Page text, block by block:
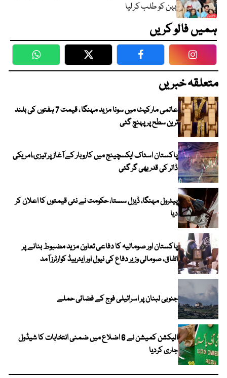
بہن کو طلب کر لیا
ہمیں فالو کریں
WhatsApp Twitter Facebook
متعلقہ خبریں
عالمی مارکیٹ میں سونا مزید مہنگا ، قیمت 7 ہفتوں کی بلند
ترین سطح پر پہنچ گئی
پاکستان اسٹاک ایکسچینج میں کاروبار کے آغاز پر تیزی،امریکی
ڈالر کی قدر بھی گر گئی
پیٹرول مہنگا، ڈیزل سستا، حکومت نے نئی قیمتوں کا اعلان کر
دیا
پاکستان اور صومالیہ کا دفاعی تعاون مزید مضبوط بنانے پر
اتفاق، صومالی وزیر دفاع کی نیول اور ایئرہیڈ کوارٹرز آمد
جنوبی لبنان پر اسرائیلی فوج کے فضائی حملے
الیکشن کمیشن نے 6 اضلاع میں ضمنی انتخابات کا شیڈول
جاری کردیا